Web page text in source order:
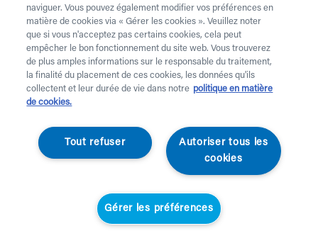
Attention ! Vous louez pour au moins 1 mois et payes
des frais de service. Vérifiez les prixici. Une livraison
standard prend 2 jours ouvrables, une livraison urgente
est effectuée à domicile le jour ouvrable suivant.
Aucune livraison n’a lieu les jours fériés.
Prénom *
naviguer. Vous pouvez également modifier vos préférences en
matière de cookies via « Gérer les cookies ». Veuillez noter
que si vous n'acceptez pas certains cookies, cela peut
empêcher le bon fonctionnement du site web. Vous trouverez
de plus amples informations sur le responsable du traitement,
la finalité du placement de ces cookies, les données qu'ils
collectent et leur durée de vie dans notre politique en matière
de cookies.
Autoriser tous les
cookies
Tout refuser
Gérer les préférences